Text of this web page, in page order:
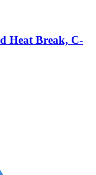
Heat Break, C-​